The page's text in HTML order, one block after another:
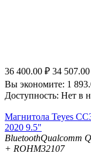
36 400.00 ₽ 34 507.00
Вы экономите: 1
Доступность: Нет в
Магнитола Teyes
2020 9.5"
BluetoothQualcomm
+ ROHM32107